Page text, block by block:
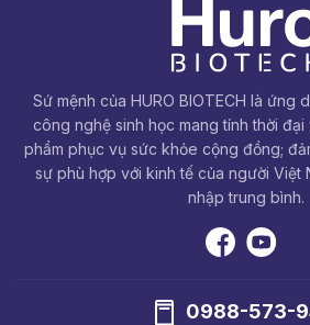
Sứ mệnh của HURO BIOTECH là ứng
công nghệ sinh học mang tính thời
phẩm phục vụ sức khỏe cộng đồng;
sự phù hợp với kinh tế của người Việt
nhập trung bình.
0988-573-